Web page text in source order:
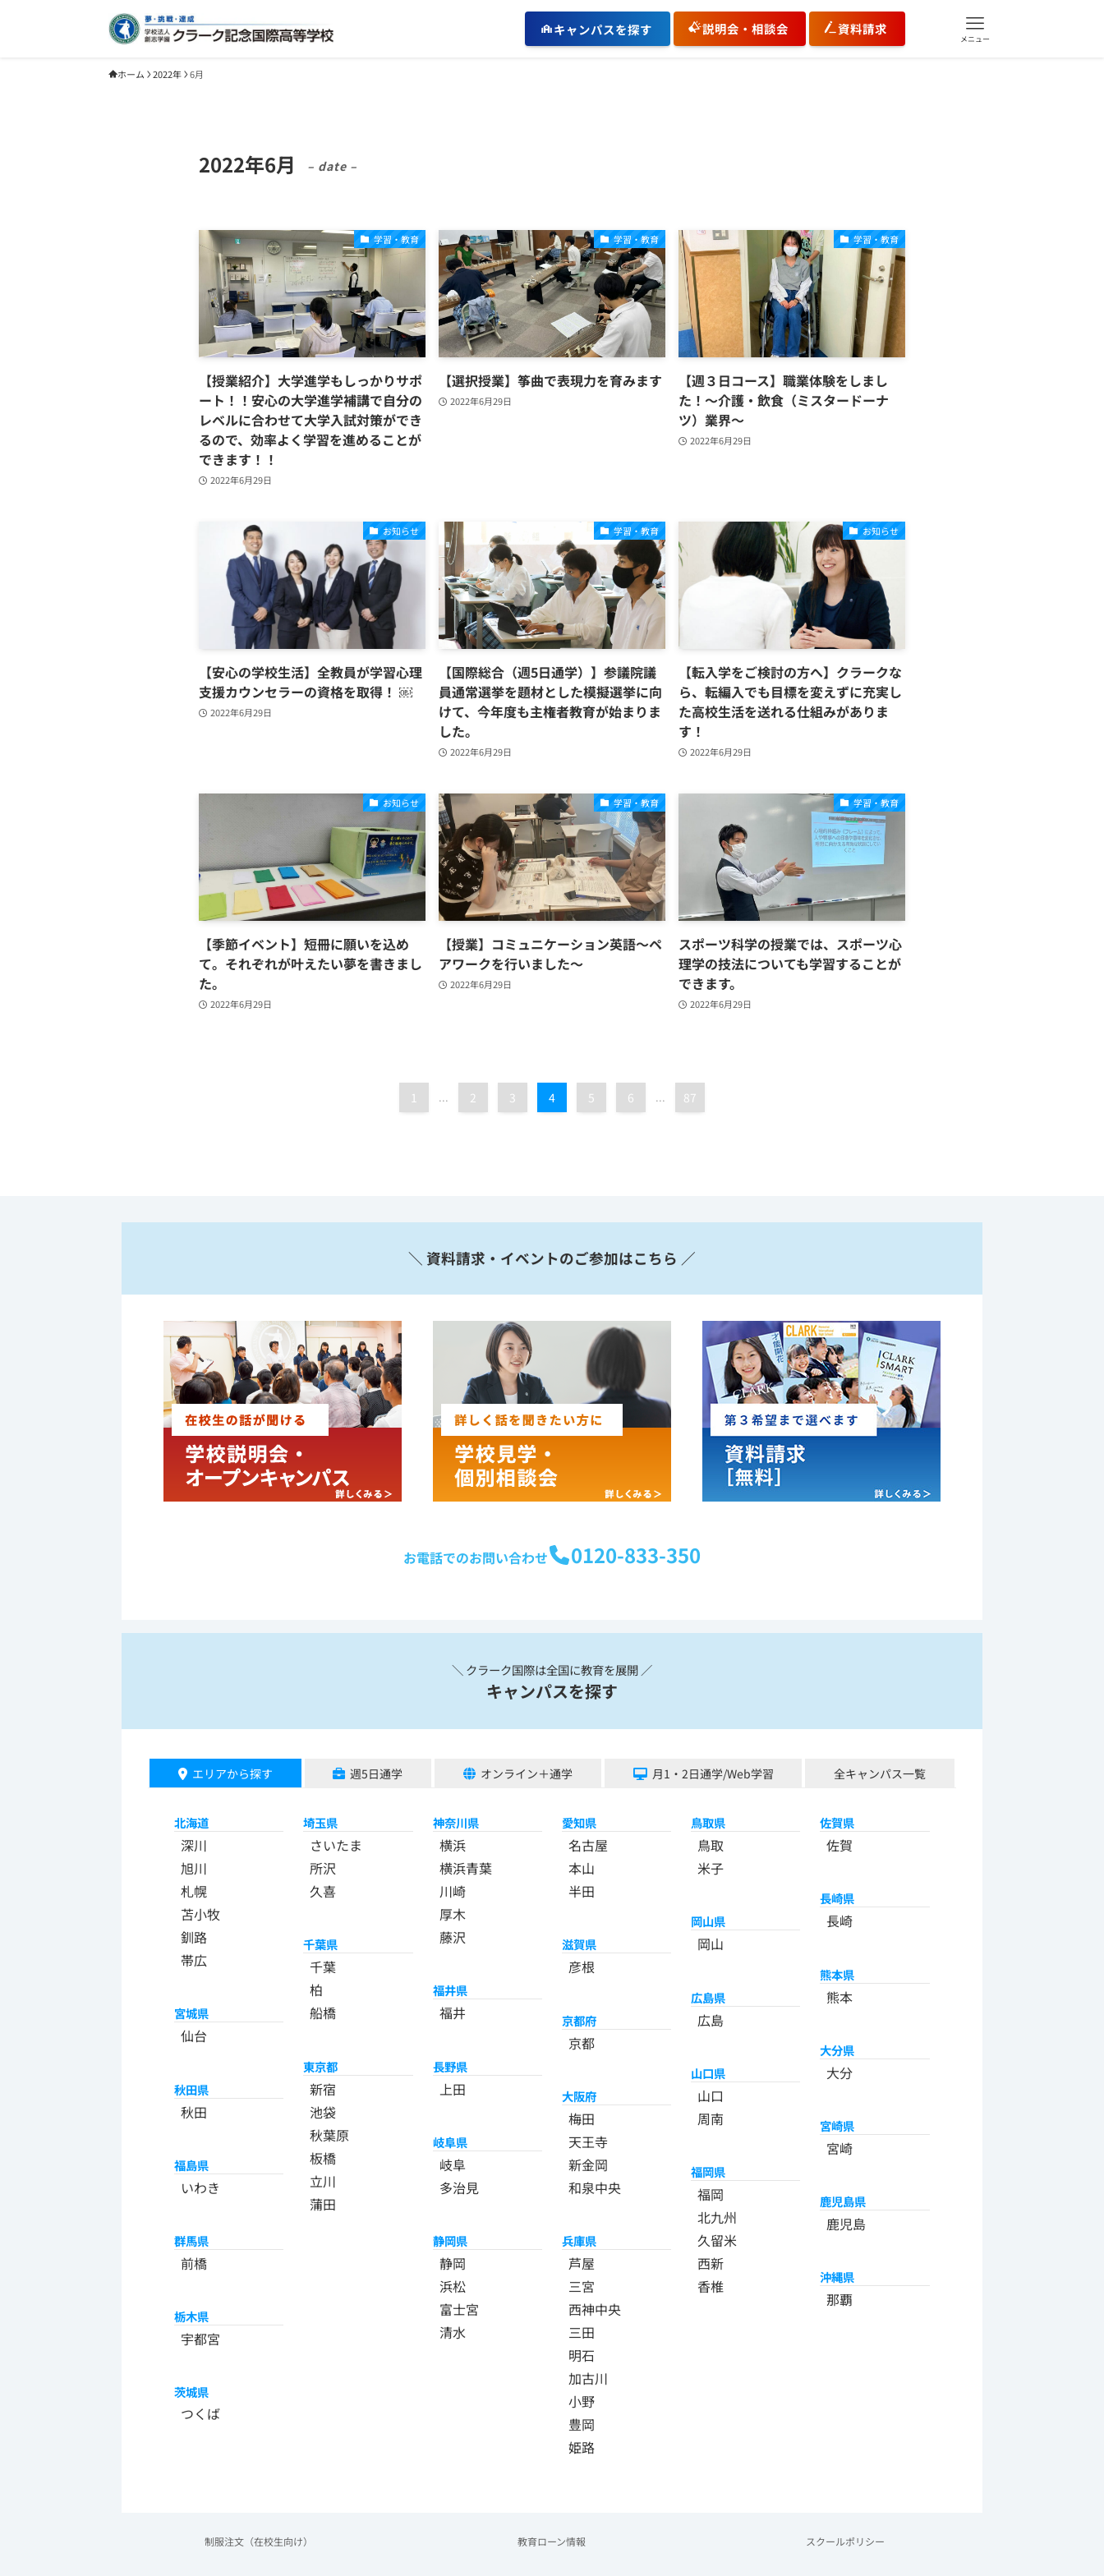
キャンパスを探す 説明会・相談会 資料請求
メニュー
ホーム 2022年 6月
2022年6月 – date –
学習・教育
【授業紹介】大学進学もしっかりサポ
ート！！安心の大学進学補講で自分の
レベルに合わせて大学入試対策ができ
るので、効率よく学習を進めることが
できます！！
2022年6月29日
学習・教育
【選択授業】筝曲で表現力を育みます
2022年6月29日
学習・教育
【週３日コース】職業体験をしまし
た！～介護・飲食（ミスタードーナ
ツ）業界～
2022年6月29日
お知らせ
【安心の学校生活】全教員が学習心理
支援カウンセラーの資格を取得！ ￼
2022年6月29日
学習・教育
【国際総合（週5日通学）】参議院議
員通常選挙を題材とした模擬選挙に向
けて、今年度も主権者教育が始まりま
した。
2022年6月29日
お知らせ
【転入学をご検討の方へ】クラークな
ら、転編入でも目標を変えずに充実し
た高校生活を送れる仕組みがありま
す！
2022年6月29日
お知らせ
【季節イベント】短冊に願いを込め
て。それぞれが叶えたい夢を書きまし
た。
2022年6月29日
学習・教育
【授業】コミュニケーション英語～ペ
アワークを行いました～
2022年6月29日
学習・教育
スポーツ科学の授業では、スポーツ心
理学の技法についても学習することが
できます。
2022年6月29日
1 ... 2 3 4 5 6 ... 87
＼ 資料請求・イベントのご参加はこちら ／
お電話でのお問い合わせ 0120-833-350
＼ クラーク国際は全国に教育を展開 ／
キャンパスを探す
エリアから探す 週5日通学 オンライン＋通学 月1・2日通学/Web学習 全キャンパス一覧
北海道
深川
旭川
札幌
苫小牧
釧路
帯広
宮城県
仙台
秋田県
秋田
福島県
いわき
群馬県
前橋
栃木県
宇都宮
茨城県
つくば
埼玉県
さいたま
所沢
久喜
千葉県
千葉
柏
船橋
東京都
新宿
池袋
秋葉原
板橋
立川
蒲田
神奈川県
横浜
横浜青葉
川崎
厚木
藤沢
福井県
福井
長野県
上田
岐阜県
岐阜
多治見
静岡県
静岡
浜松
富士宮
清水
愛知県
名古屋
本山
半田
滋賀県
彦根
京都府
京都
大阪府
梅田
天王寺
新金岡
和泉中央
兵庫県
芦屋
三宮
西神中央
三田
明石
加古川
小野
豊岡
姫路
鳥取県
鳥取
米子
岡山県
岡山
広島県
広島
山口県
山口
周南
福岡県
福岡
北九州
久留米
西新
香椎
佐賀県
佐賀
長崎県
長崎
熊本県
熊本
大分県
大分
宮崎県
宮崎
鹿児島県
鹿児島
沖縄県
那覇
制服注文（在校生向け） 教育ローン情報 スクールポリシー